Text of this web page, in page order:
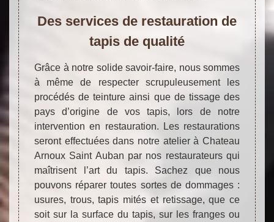
Des services de restauration de
tapis de qualité
Grâce à notre solide savoir-faire, nous sommes
à même de respecter scrupuleusement les
procédés de teinture ainsi que de tissage des
pays d’origine de vos tapis, lors de notre
intervention en restauration. Les restaurations
seront effectuées dans notre atelier à Chateau
Arnoux Saint Auban par nos restaurateurs qui
maîtrisent l’art du tapis. Sachez que nous
pouvons réparer toutes sortes de dommages :
usures, trous, tapis mités et retissage, que ce
soit sur la surface du tapis, sur les franges ou